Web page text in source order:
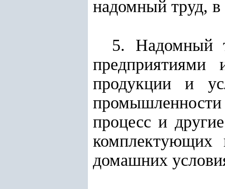
надомный труд,
5. Надомный
предприятиями
продукции и
процесс и
комплектующих
домашних